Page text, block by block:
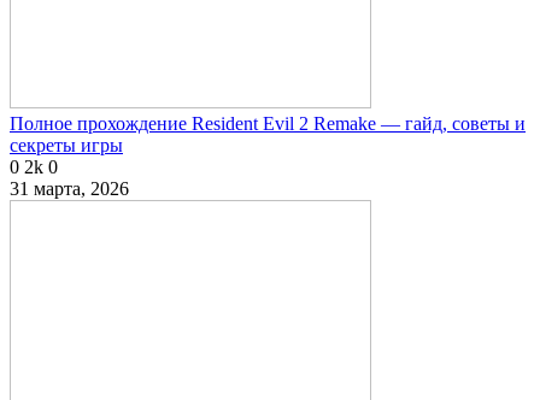
Полное прохождение Resident Evil 2 Remake — гайд, советы и
секреты игры
0 2k 0
31 марта, 2026